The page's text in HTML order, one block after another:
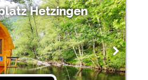
Hetzingen